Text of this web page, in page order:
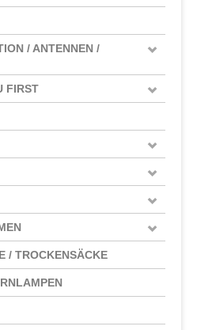
/ ANTENNEN /
FIRST
/ TROCKENSÄCKE